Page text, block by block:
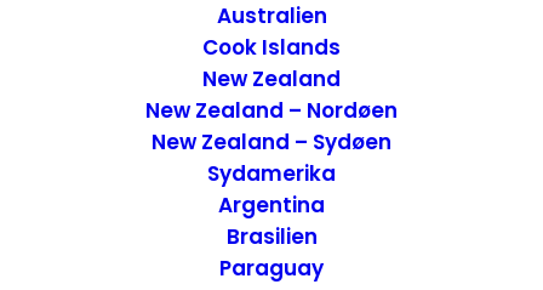
Australien
Cook Islands
New Zealand
New Zealand – Nordøen
New Zealand – Sydøen
Sydamerika
Argentina
Brasilien
Paraguay
Cafeen ligger i den nye bydel Guéliz, på
den centrale plads Place du 16 Novembre.
På pladsen er der mulighed for at shoppe i
de omkringliggende butikkerne og få
hundrede meter derfra, ligger det et store
shoppingcenter Carré Eden. Hvis det er en
fredfyldt oase, ligger parken El Harti ligger